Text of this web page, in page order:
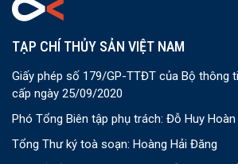
TẠP CHÍ THỦY SẢN VIỆT NAM
Giấy phép số 179/GP-TTĐT của Bộ thông
cấp ngày 25/09/2020
Phó Tổng Biên tập phụ trách: Đỗ Huy Hoàn
Tổng Thư ký toà soạn: Hoàng Hải Đăng